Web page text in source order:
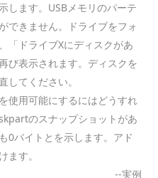
します。USBメモリのパーテ
できません。ドライブをフォ
「ドライブXにディスクがあ
び表示されます。ディスクを
してください。
使用可能にするにはどうすれ
のスナップショットがあ
0バイトとを示します。アド
ます。
--実例